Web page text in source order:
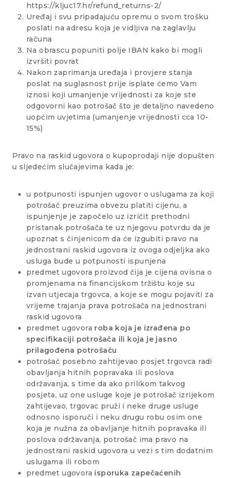
https://kljuc17.hr/refund_returns-2/
Uređaj i svu pripadajuću opremu o svom trošku
poslati na adresu koja je vidljiva na zaglavlju
računa
Na obrascu popuniti polje IBAN kako bi mogli
izvršiti povrat
Nakon zaprimanja uređaja i provjere stanja
poslat na suglasnost prije isplate ćemo Vam
iznosi koji umanjenje vrijednosti za koje ste
odgovorni kao potrošač što je detaljno navedeno
uopćim uvjetima (umanjenje vrijednosti cca 10-
15%)
Pravo na raskid ugovora o kupoprodaji nije dopušten
u sljedećim slučajevima kada je:
u potpunosti ispunjen ugovor o uslugama za koji
potrošač preuzima obvezu platiti cijenu, a
ispunjenje je započelo uz izričit prethodni
pristanak potrošača te uz njegovu potvrdu da je
upoznat s činjenicom da će izgubiti pravo na
jednostrani raskid ugovora iz ovoga odjeljka ako
usluga bude u potpunosti ispunjena
predmet ugovora proizvod čija je cijena ovisna o
promjenama na financijskom tržištu koje su
izvan utjecaja trgovca, a koje se mogu pojaviti za
vrijeme trajanja prava potrošača na jednostrani
raskid ugovora
predmet ugovora roba koja je izrađena po
specifikaciji potrošača ili koja je jasno
prilagođena potrošaču
potrošač posebno zahtijevao posjet trgovca radi
obavljanja hitnih popravaka ili poslova
održavanja, s time da ako prilikom takvog
posjeta, uz one usluge koje je potrošač izrijekom
zahtijevao, trgovac pruži i neke druge usluge
odnosno isporuči i neku drugu robu osim one
koja je nužna za obavljanje hitnih popravaka ili
poslova održavanja, potrošač ima pravo na
jednostrani raskid ugovora u vezi s tim dodatnim
uslugama ili robom
predmet ugovora isporuka zapečaćenih